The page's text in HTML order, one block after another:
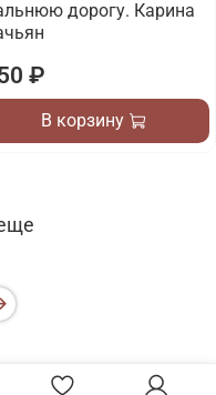
дорогу. Карина
₽
В корзину